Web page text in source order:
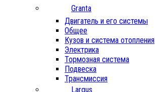
Granta
Двигатель и его системы
Общее
Кузов и система отопления
Электрика
Тормозная система
Подвеска
Трансмиссия
Largus